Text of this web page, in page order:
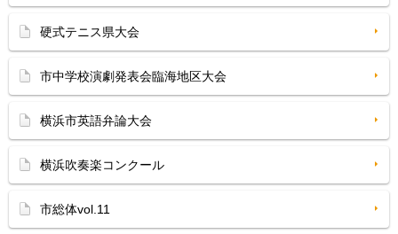
硬式テニス県大会
市中学校演劇発表会臨海地区大会
横浜市英語弁論大会
横浜吹奏楽コンクール
市総体vol.11